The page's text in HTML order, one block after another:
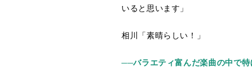
いると思います」
相川「素晴らしい！」
──バラエティ富んだ楽曲の中で特